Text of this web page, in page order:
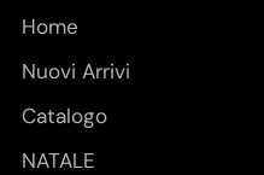
Home
Nuovi Arrivi
Catalogo
NATALE